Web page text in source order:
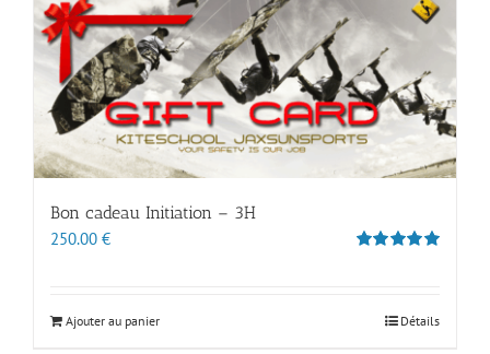
Bon cadeau Initiation – 3H
250.00 €
Ajouter au panier Détails